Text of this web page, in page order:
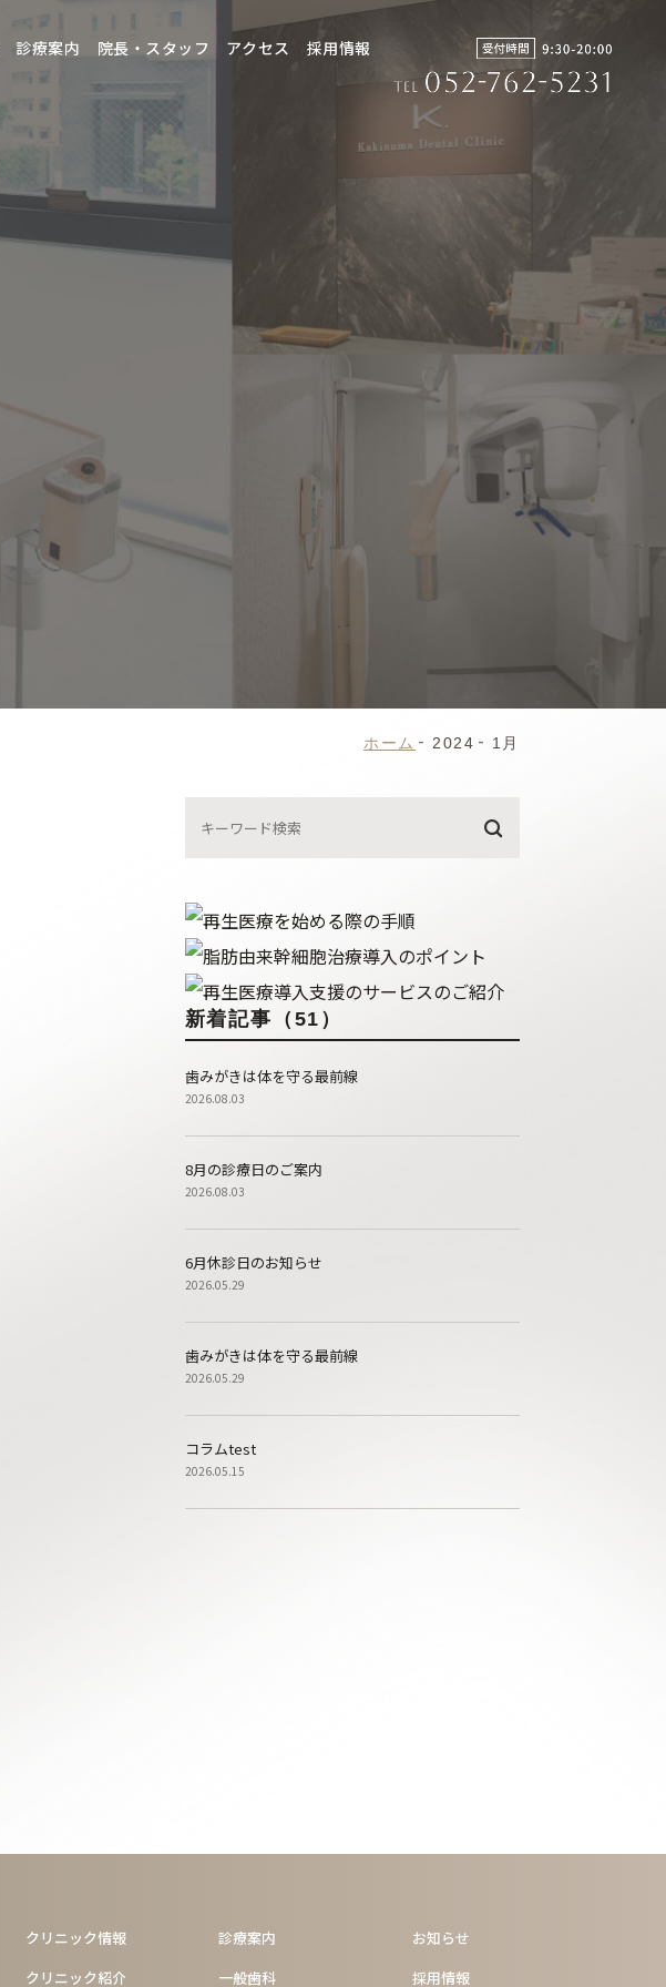
診療案内 院長・スタッフ アクセス 採用情報
ホーム 2024 1月
新着記事（51）
歯みがきは体を守る最前線
2026.08.03
8月の診療日のご案内
2026.08.03
6月休診日のお知らせ
2026.05.29
歯みがきは体を守る最前線
2026.05.29
コラムtest
2026.05.15
クリニック情報
クリニック紹介
診療案内
一般歯科
お知らせ
採用情報